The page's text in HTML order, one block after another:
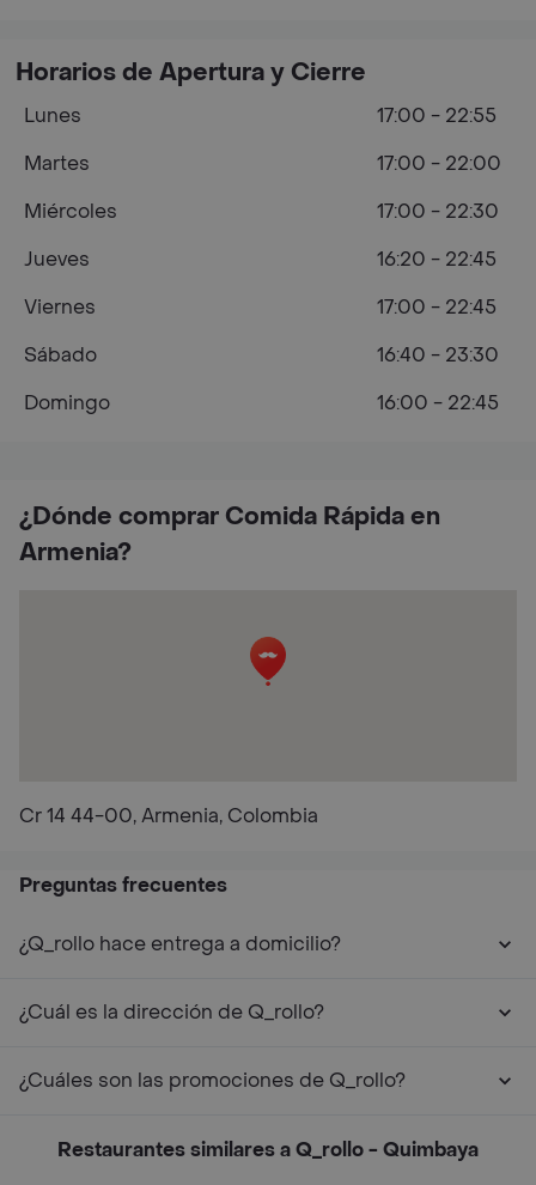
¿Dónde comprar Comida Rápida en
Armenia?
Cr 14 44-00, Armenia, Colombia
Horarios de Apertura y Cierre
Lunes
17:00 - 22:55
Martes
17:00 - 22:00
Miércoles
17:00 - 22:30
Jueves
16:20 - 22:45
Viernes
17:00 - 22:45
Sábado
16:40 - 23:30
Domingo
16:00 - 22:45
Preguntas frecuentes
¿Q_rollo hace entrega a domicilio?
¿Cuál es la dirección de Q_rollo?
¿Cuáles son las promociones de Q_rollo?
Restaurantes similares a Q_rollo - Quimbaya